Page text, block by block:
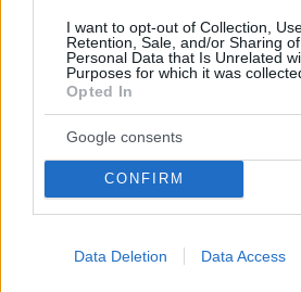
I want to opt-out of Collection,
Retention, Sale, and/or Sharing
Personal Data that Is Unrelated
Purposes for which it was
Opted In
Google consents
CONFIRM
Data Deletion Data Access
λαού και εξουσίας
5 προορισμοί για solo travellers τα
καλοκαιριού
πριν μία ώρα
ΔΕΙΤΕ ΟΛΕΣ ΤΙΣ ΕΙΔΗΣΕΙΣ
ΤΑ ΠΙΟ ΔΗΜΟΦΙΛΗ